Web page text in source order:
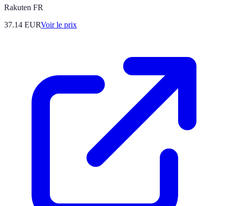
Rakuten FR
37.14 EURVoir le prix